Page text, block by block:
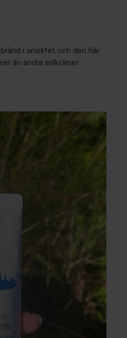
i ansiktet och den här
än andra solkrämer